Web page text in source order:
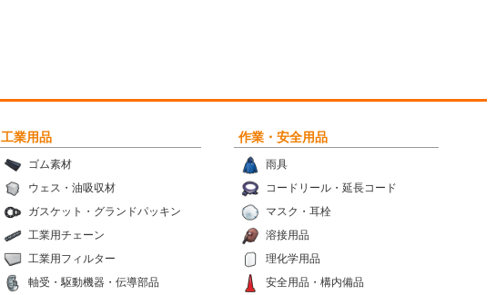
工業用品
ゴム素材
ウェス・油吸収材
ガスケット・グランドパッキン
工業用チェーン
工業用フィルター
軸受・駆動機器・伝導部品
作業・安全用品
雨具
コードリール・延長コード
マスク・耳栓
溶接用品
理化学用品
安全用品・構内備品